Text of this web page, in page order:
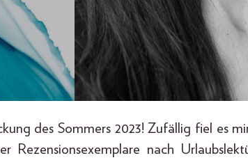
des Sommers 2023! Zufällig fiel es
Rezensionsexemplare nach